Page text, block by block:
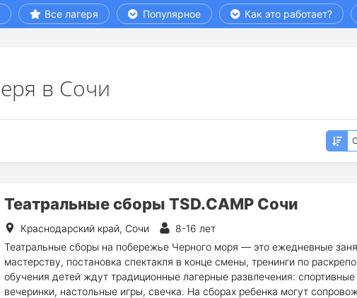
Все лагеря Популярное Как это работает?
в Сочи
Театральные сборы TSD.CAMP Сочи
Краснодарский край, Сочи
8-16 лет
Театральные сборы на побережье Черного моря — это ежедневные
мастерству, постановка спектакля в конце смены, тренинги по
обучения детей ждут традиционные лагерные развлечения: спортивные
вечеринки, настольные игры, свечка. На сборах ребенка могут